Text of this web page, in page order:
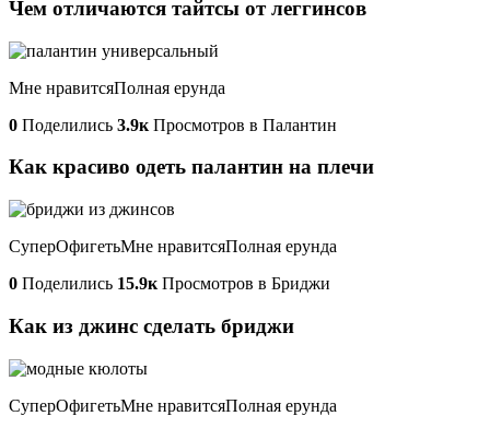
Чем отличаются тайтсы от леггинсов
Мне нравитсяПолная ерунда
0 Поделились 3.9к Просмотров в Палантин
Как красиво одеть палантин на плечи
СуперОфигетьМне нравитсяПолная ерунда
0 Поделились 15.9к Просмотров в Бриджи
Как из джинс сделать бриджи
СуперОфигетьМне нравитсяПолная ерунда